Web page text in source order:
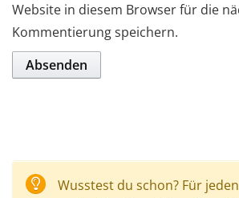
Website in diesem Browser für die
Kommentierung speichern.
Wusstest du schon? Für